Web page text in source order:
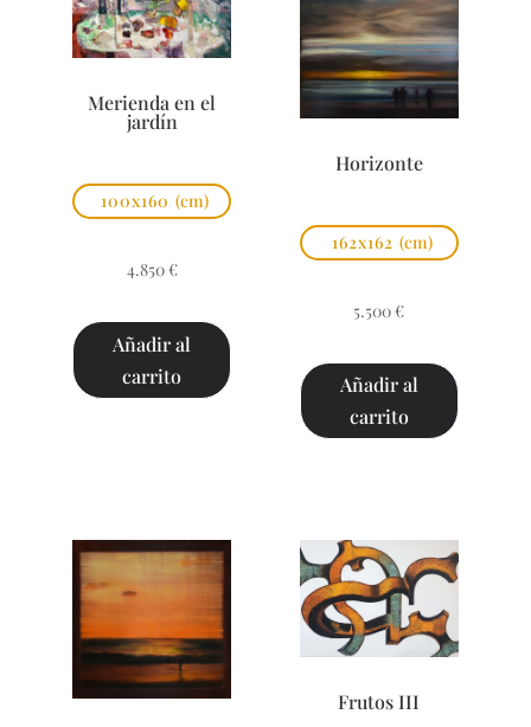
Merienda en el
jardín
100x160 (cm)
4.850 €
Añadir al
carrito
Horizonte
162x162 (cm)
5.500 €
Añadir al
carrito
Frutos III